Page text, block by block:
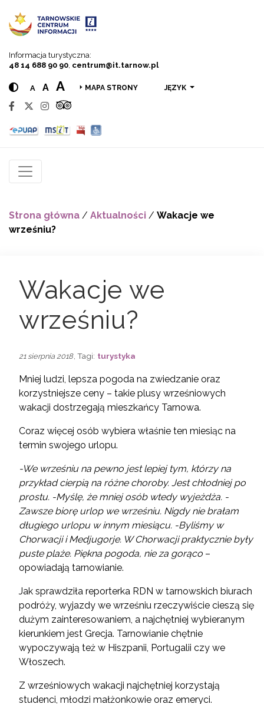
Informacja turystyczna:
48 14 688 90 90 centrum@it.tarnow.pl
A A A MAPA STRONY JĘZYK
Strona główna / Aktualności / Wakacje we
wrześniu?
Wakacje we
wrześniu?
21 sierpnia 2018 , Tagi: turystyka
Mniej ludzi, lepsza pogoda na zwiedzanie oraz
korzystniejsze ceny – takie plusy wrześniowych
wakacji dostrzegają mieszkańcy Tarnowa.
Coraz więcej osób wybiera właśnie ten miesiąc na
termin swojego urlopu.
-We wrześniu na pewno jest lepiej tym, którzy na
przykład cierpią na różne choroby. Jest chłodniej po
prostu. -Myślę, że mniej osób wtedy wyjeżdża. -
Zawsze biorę urlop we wrześniu. Nigdy nie brałam
długiego urlopu w innym miesiącu. -Byliśmy w
Chorwacji i Medjugorje. W Chorwacji praktycznie były
puste plaże. Piękna pogoda, nie za gorąco –
opowiadają tarnowianie.
Jak sprawdziła reporterka RDN w tarnowskich biurach
podróży, wyjazdy we wrześniu rzeczywiście cieszą się
dużym zainteresowaniem, a najchętniej wybieranym
kierunkiem jest Grecja. Tarnowianie chętnie
wypoczywają też w Hiszpanii, Portugalii czy we
Włoszech.
Z wrześniowych wakacji najchętniej korzystają
studenci, młodzi małżonkowie oraz emeryci.